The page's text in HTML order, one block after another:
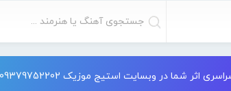
اثر شما در وبسایت استیج موزیک 09379752202